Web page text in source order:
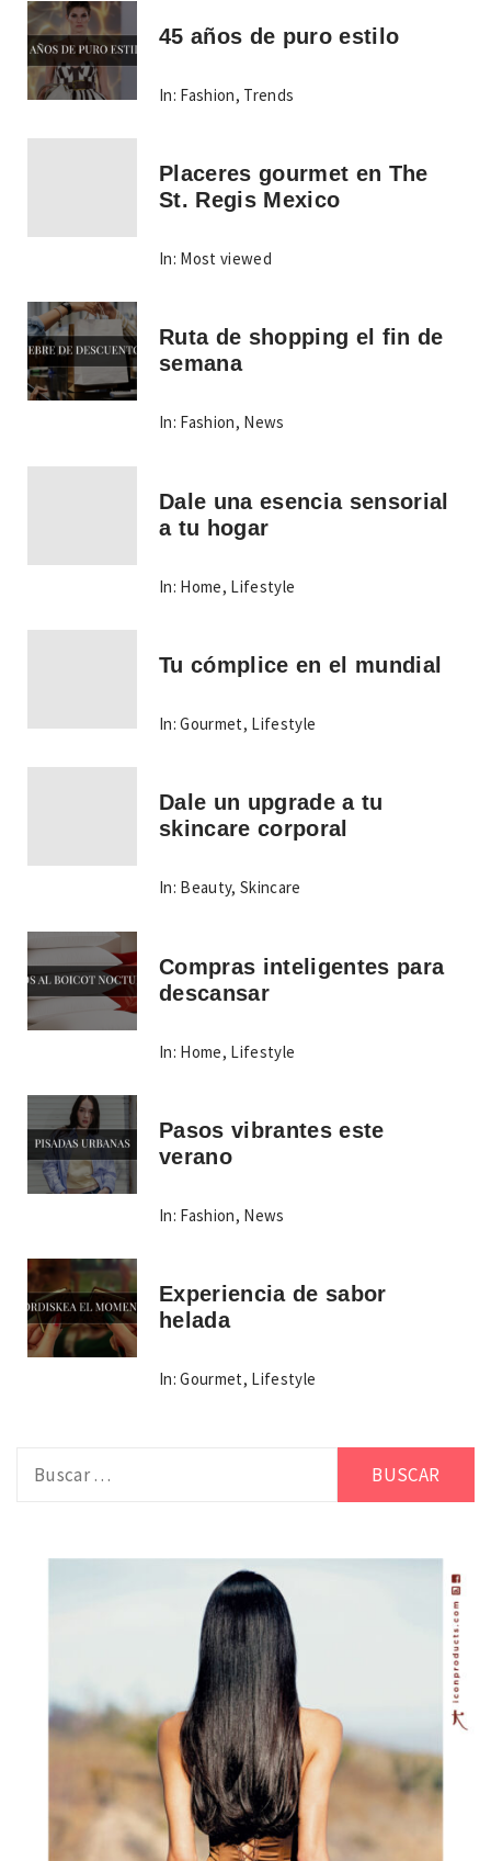
45 años de puro estilo
In: Fashion, Trends
Placeres gourmet en The
St. Regis Mexico
In: Most viewed
Ruta de shopping el fin de
semana
In: Fashion, News
Dale una esencia sensorial
a tu hogar
In: Home, Lifestyle
Tu cómplice en el mundial
In: Gourmet, Lifestyle
Dale un upgrade a tu
skincare corporal
In: Beauty,Skincare
Compras inteligentes para
descansar
In: Home, Lifestyle
Pasos vibrantes este
verano
In: Fashion, News
Experiencia de sabor
helada
In: Gourmet, Lifestyle